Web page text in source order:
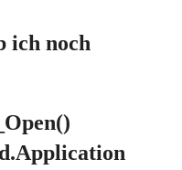
ich noch